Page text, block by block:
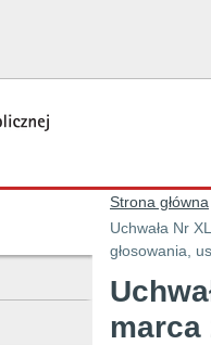
Strona główna
Uchwała Nr
głosowania,
marca